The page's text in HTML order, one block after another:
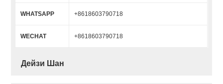
WHATSAPP +8618603790718
WECHAT +8618603790718
Дейзи Шан